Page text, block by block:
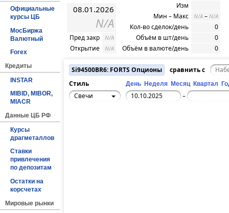
Официальные
курсы ЦБ
МосБиржа
Валютный
Forex
Кредиты
INSTAR
MIBID, MIBOR,
MIACR
Данные ЦБ РФ
Курсы
драгметаллов
Ставки
привлечения
по депозитам
Остатки на
корсчетах
Мировые рынки
08.01.2026
N/A
Пред закр N/A
Открытие N/A
Изм
Мин – Макс
N/A – N/A
Кол-во сделок/день
0
Объём в шт/день
0
Объём в валюте/день
0
Si94500BR6: FORTS Опционы
сравнить с
Стиль
День Неделя Месяц Квартал
Свечи –